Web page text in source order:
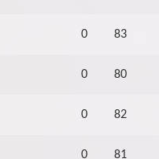
0 83
0 80
0 82
0 81